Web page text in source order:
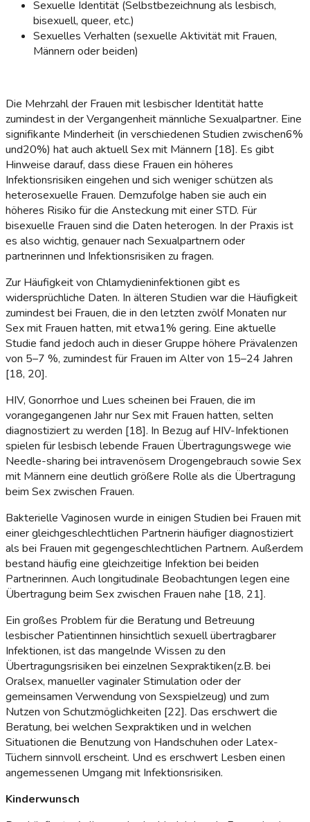
Sexuelle Identität (Selbstbezeichnung als lesbisch,
bisexuell, queer, etc.)
Sexuelles Verhalten (sexuelle Aktivität mit Frauen,
Männern oder beiden)
Die Mehrzahl der Frauen mit lesbischer Identität hatte
zumindest in der Vergangenheit männliche Sexualpartner. Eine
signifikante Minderheit (in verschiedenen Studien zwischen6%
und20%) hat auch aktuell Sex mit Männern [18]. Es gibt
Hinweise darauf, dass diese Frauen ein höheres
Infektionsrisiken eingehen und sich weniger schützen als
heterosexuelle Frauen. Demzufolge haben sie auch ein
höheres Risiko für die Ansteckung mit einer STD. Für
bisexuelle Frauen sind die Daten heterogen. In der Praxis ist
es also wichtig, genauer nach Sexualpartnern oder
partnerinnen und Infektionsrisiken zu fragen.
Zur Häufigkeit von Chlamydieninfektionen gibt es
widersprüchliche Daten. In älteren Studien war die Häufigkeit
zumindest bei Frauen, die in den letzten zwölf Monaten nur
Sex mit Frauen hatten, mit etwa1% gering. Eine aktuelle
Studie fand jedoch auch in dieser Gruppe höhere Prävalenzen
von 5–7 %, zumindest für Frauen im Alter von 15–24 Jahren
[18, 20].
HIV, Gonorrhoe und Lues scheinen bei Frauen, die im
vorangegangenen Jahr nur Sex mit Frauen hatten, selten
diagnostiziert zu werden [18]. In Bezug auf HIV-Infektionen
spielen für lesbisch lebende Frauen Übertragungswege wie
Needle-sharing bei intravenösem Drogengebrauch sowie Sex
mit Männern eine deutlich größere Rolle als die Übertragung
beim Sex zwischen Frauen.
Bakterielle Vaginosen wurde in einigen Studien bei Frauen mit
einer gleichgeschlechtlichen Partnerin häufiger diagnostiziert
als bei Frauen mit gegengeschlechtlichen Partnern. Außerdem
bestand häufig eine gleichzeitige Infektion bei beiden
Partnerinnen. Auch longitudinale Beobachtungen legen eine
Übertragung beim Sex zwischen Frauen nahe [18, 21].
Ein großes Problem für die Beratung und Betreuung
lesbischer Patientinnen hinsichtlich sexuell übertragbarer
Infektionen, ist das mangelnde Wissen zu den
Übertragungsrisiken bei einzelnen Sexpraktiken(z.B. bei
Oralsex, manueller vaginaler Stimulation oder der
gemeinsamen Verwendung von Sexspielzeug) und zum
Nutzen von Schutzmöglichkeiten [22]. Das erschwert die
Beratung, bei welchen Sexpraktiken und in welchen
Situationen die Benutzung von Handschuhen oder Latex-
Tüchern sinnvoll erscheint. Und es erschwert Lesben einen
angemessenen Umgang mit Infektionsrisiken.
Kinderwunsch